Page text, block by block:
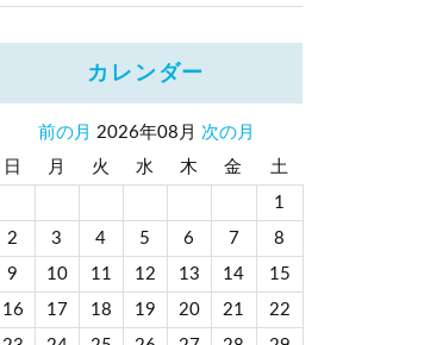
カレンダー
前の月 2026年08月 次の月
日
月 火 水 木 金
土
1
2
3 4 5 6 7
8
9
10 11 12 13 14
15
16
17 18 19 20 21
22